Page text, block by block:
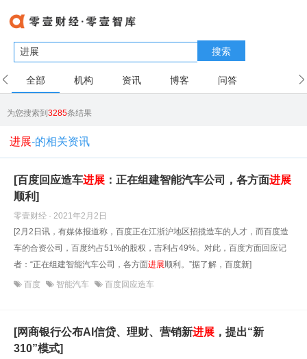
搜索
全部 机构 资讯 博客 问答
为您搜索到3285条结果
进展-的相关资讯
[百度回应造车进展 ：正在组建智能汽车公司，各方面进展
顺利]
零壹财经 · 2021年2月2日
[2月2日讯，有媒体报道称，百度正在江浙沪地区招揽造车的人才，而百度造
车的合资公司，百度约占51%的股权，吉利占49%。对此，百度方面回应记
者：“正在组建智能汽车公司，各方面进展顺利。”据了解，百度新]
百度 智能汽车 百度回应造车
[网商银行公布AI信贷、理财、营销新进展 ，提出“新
310”模式]